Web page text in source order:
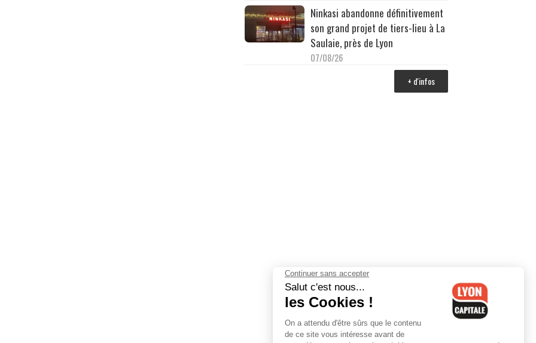
Ninkasi abandonne définitivement
son grand projet de tiers-lieu à La
Saulaie, près de Lyon
07/08/26
+ d'infos